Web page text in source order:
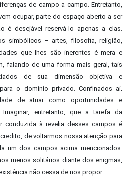
de campo a campo. Entretanto,
ocupar, parte do espaço aberto a ser
é desejável reservá-lo apenas a elas.
simbólicos – artes, filosofia, religião,
que lhes são inerentes é mera e
falando de uma forma mais geral, tais
de sua dimensão objetiva e
o domínio privado. Confinados aí,
de atuar como oportunidades e
entretanto, que a tarefa da
conduzida à revelia desses campos é
de voltarmos nossa atenção para
um dos campos acima mencionados.
menos solitários diante dos enigmas,
não cessa de nos propor.